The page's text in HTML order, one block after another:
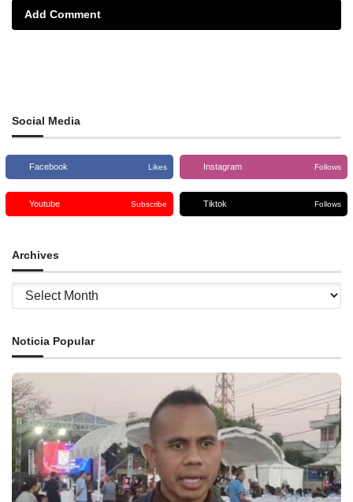
Add Comment
Social Media
Facebook Likes Instagram Follows
Youtube Subscribe Tiktok Follows
Archives
Archives
Noticia Popular